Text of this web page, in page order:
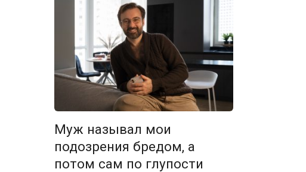
Муж называл мои
подозрения бредом, а
потом сам по глупости